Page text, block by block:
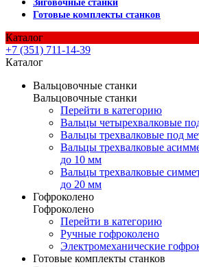
Зиговочные станки
Готовые комплекты станков
Каталог
+7 (351) 711-14-39
Каталог
Вальцовочные станки
Вальцовочные станки
Перейти в категорию
Вальцы четырехвалковые
Вальцы трехвалковые под
Вальцы трехвалковые
до 10 мм
Вальцы трехвалковые
до 20 мм
Гофроколено
Гофроколено
Перейти в категорию
Ручные гофроколено
Электромеханические
Готовые комплекты станков